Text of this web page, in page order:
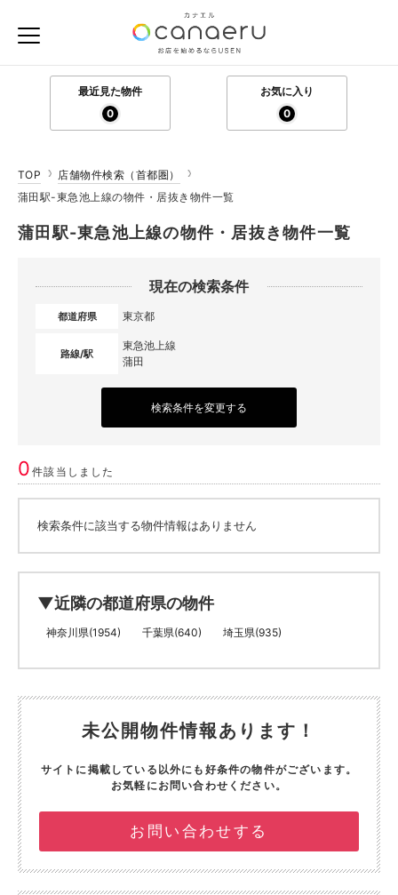
最近見た物件
0
お気に入り
0
TOP
店舗物件検索（首都圏）
蒲田駅-東急池上線の物件・居抜き物件一覧
蒲田駅-東急池上線の物件・居抜き物件一覧
現在の検索条件
都道府県 東京都
路線/駅
東急池上線
蒲田
検索条件を変更する
0件該当しました
検索条件に該当する物件情報はありません
▼近隣の都道府県の物件
神奈川県(1954) 千葉県(640) 埼玉県(935)
未公開物件情報あります！
サイトに掲載している以外にも好条件の物件がございます。
お気軽にお問い合わせください。
お問い合わせする